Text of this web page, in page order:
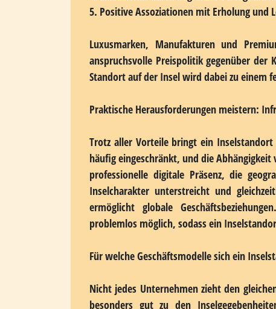
Exklusivität und Markenimage: Wie ein
Ein Inselsitz gibt dem Unternehmen
hervorragend nutzen, da sie klare
Anbietern abzuheben und ein einprägsames
1. Hoher Wiedererkennungswert durch
2. Assoziationen mit Naturverbundenheit
3. Storytelling-Potenzial für
4. Exklusivität durch begrenzte
5. Positive Assoziationen mit Erholung und
Luxusmarken, Manufakturen und
anspruchsvolle Preispolitik gegenüber der
Standort auf der Insel wird dabei zu einem
Praktische Herausforderungen meistern: